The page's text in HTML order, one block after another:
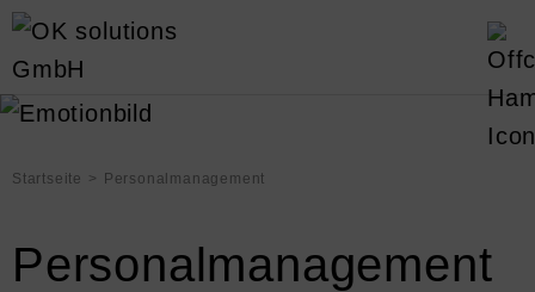
Startseite Personalmanagement
Personalmanagement